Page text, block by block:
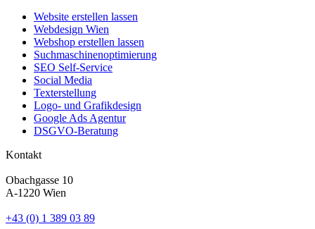
Website erstellen lassen
Webdesign Wien
Webshop erstellen lassen
Suchmaschinenoptimierung
SEO Self-Service
Social Media
Texterstellung
Logo- und Grafikdesign
Google Ads Agentur
DSGVO-Beratung
Kontakt
Obachgasse 10
A-1220 Wien
+43 (0) 1 389 03 89